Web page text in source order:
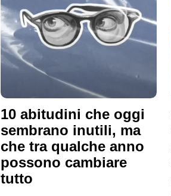
10 abitudini che oggi
sembrano inutili, ma
che tra qualche anno
possono cambiare
tutto